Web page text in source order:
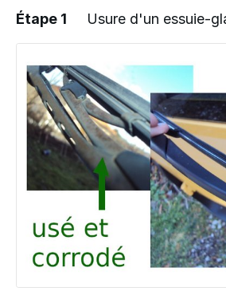
Étape 1 Usure d'un essuie-